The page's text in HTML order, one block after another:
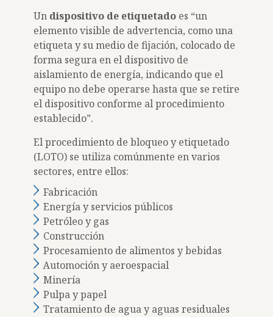
Un dispositivo de etiquetado es “un
elemento visible de advertencia, como una
etiqueta y su medio de fijación, colocado de
forma segura en el dispositivo de
aislamiento de energía, indicando que el
equipo no debe operarse hasta que se retire
el dispositivo conforme al procedimiento
establecido”.
El procedimiento de bloqueo y etiquetado
(LOTO) se utiliza comúnmente en varios
sectores, entre ellos:
Fabricación
Energía y servicios públicos
Petróleo y gas
Construcción
Procesamiento de alimentos y bebidas
Automoción y aeroespacial
Minería
Pulpa y papel
Tratamiento de agua y aguas residuales